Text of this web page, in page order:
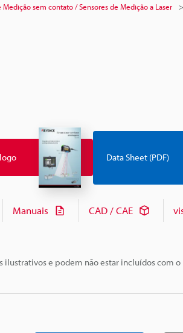
Medição sem contato / Sensores de Medição a Laser
ilustrativos e podem não estar incluídos com
Data Sheet (PDF)
Manuais CAD / CAE